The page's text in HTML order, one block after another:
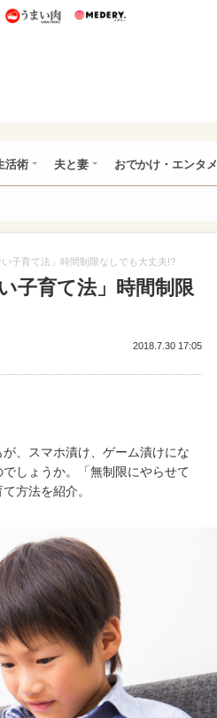
うまいパン うまい肉
活術 夫と妻 おでかけ・エンタメ
子育て法」時間制限なしでも大丈夫!?
子育て法」時間制限
2018.7.30 17:05
、スマホ漬け、ゲーム漬けにな
しょうか。「無制限にやらせて
方法を紹介。